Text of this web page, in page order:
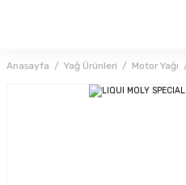
Anasayfa Yağ Ürünleri Motor Yağı